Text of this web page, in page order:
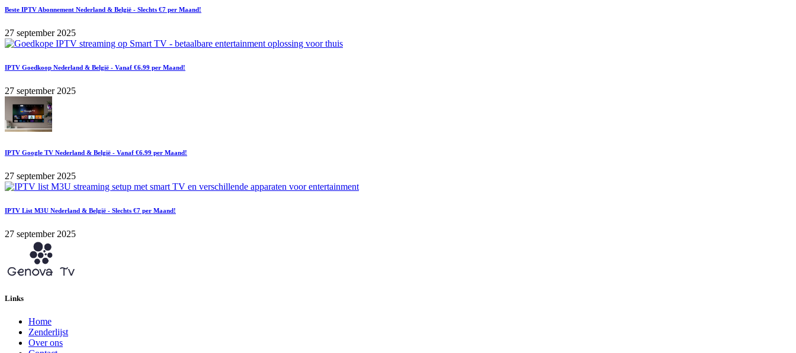
Beste IPTV Abonnement Nederland & België - Slechts €7 per Maand!
27 september 2025
IPTV Goedkoop Nederland & België - Vanaf €6.99 per Maand!
27 september 2025
IPTV Google TV Nederland & België - Vanaf €6.99 per Maand!
27 september 2025
IPTV List M3U Nederland & België - Slechts €7 per Maand!
27 september 2025
Links
Home
Zenderlijst
Over ons